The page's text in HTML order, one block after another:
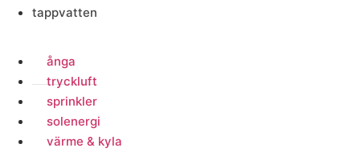
tappvatten
ånga
tryckluft
sprinkler
solenergi
värme & kyla